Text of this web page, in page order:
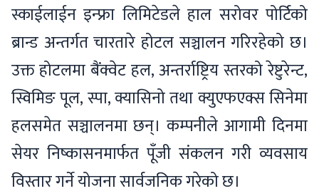
स्काईलाईन इन्फ्रा लिमिटेडले हाल सरोवर पोर्टिको
ब्रान्ड अन्तर्गत चारतारे होटल सञ्चालन गरिरहेको छ।
उक्त होटलमा बैंक्वेट हल, अन्तर्राष्ट्रिय स्तरको रेष्टुरेन्ट,
स्विमिङ पूल, स्पा, क्यासिनो तथा क्युएफएक्स सिनेमा
हलसमेत सञ्चालनमा छन्। कम्पनीले आगामी दिनमा
सेयर निष्कासनमार्फत पूँजी संकलन गरी व्यवसाय
विस्तार गर्ने योजना सार्वजनिक गरेको छ।